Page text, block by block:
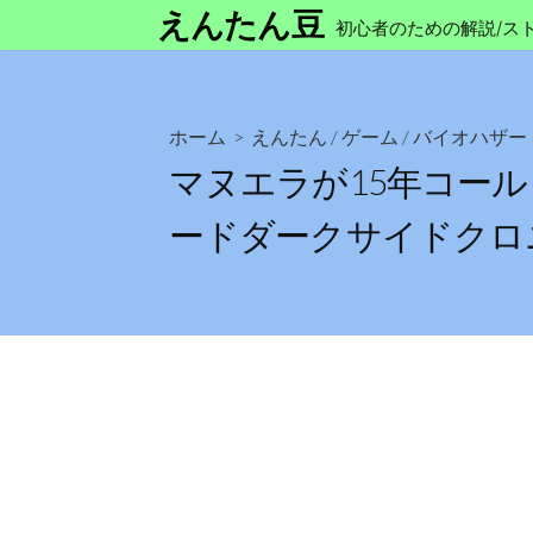
ン
えんたん豆 初心者のための解説/ス
ホーム > えんたん /ゲーム /バイオハザー
マヌエラが15年コー
ードダークサイドク